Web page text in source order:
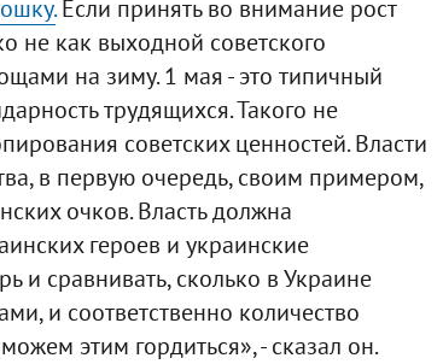
Если принять во внимание рост
не как выходной советского
на зиму. 1 мая - это типичный
трудящихся. Такого не
советских ценностей. Власти
в первую очередь, своим примером,
очков. Власть должна
героев и украинские
и сравнивать, сколько в Украине
и соответственно количество
этим гордиться», - сказал он.